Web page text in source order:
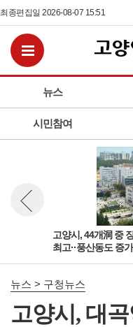
최종편집일 2026-08-07 15:51
뉴스
시민참여
전체메뉴보기
고양시, 44개洞 중
최고··풍산동도 증
뉴스 이전보기
뉴스 > 구청뉴스
고양시, 대